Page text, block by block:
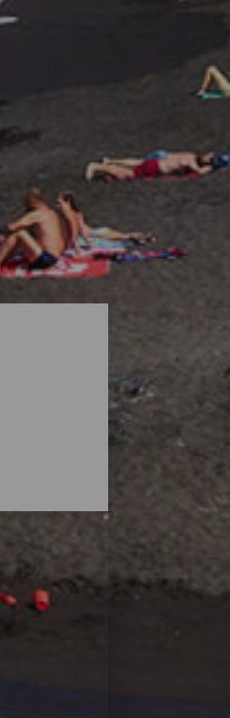
eller